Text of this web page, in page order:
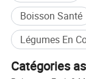
Boisson Santé
Légumes En
Catégories